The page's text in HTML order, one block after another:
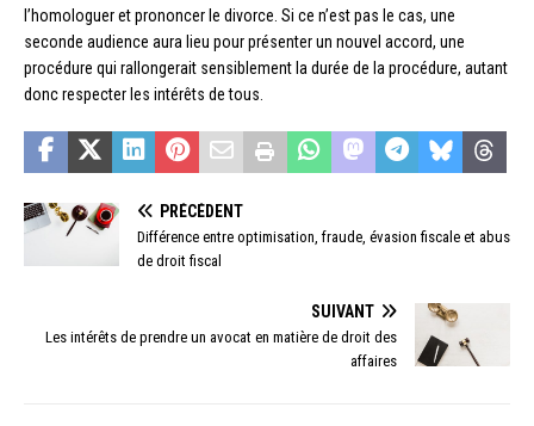
l’homologuer et prononcer le divorce. Si ce n’est pas le cas, une
seconde audience aura lieu pour présenter un nouvel accord, une
procédure qui rallongerait sensiblement la durée de la procédure, autant
donc respecter les intérêts de tous.
PRÉCÉDENT
Différence entre optimisation, fraude, évasion fiscale et abus
de droit fiscal
SUIVANT
Les intérêts de prendre un avocat en matière de droit des
affaires